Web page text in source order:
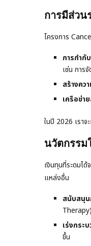
การมีส่วน
โครงการ
การกำ
เช่น การ
สร้างคว
เครือข่า
ในปี 2026 เรา
นวัตกรรม
เงินทุนที่ระดมไ
แหล่งอื่น
สนับสนุน
เร่งกระ
ขึ้น